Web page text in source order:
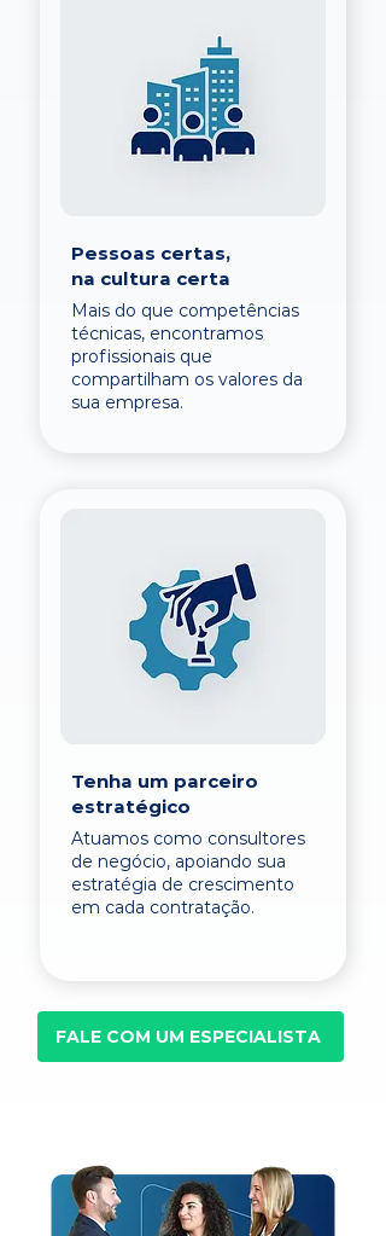
Pessoas certas,
na cultura certa
Mais do que competências
técnicas, encontramos
profissionais que
compartilham os valores da
sua empresa.
Tenha um parceiro
estratégico
Atuamos como consultores
de negócio, apoiando sua
estratégia de crescimento
em cada contratação.
FALE COM UM ESPECIALISTA